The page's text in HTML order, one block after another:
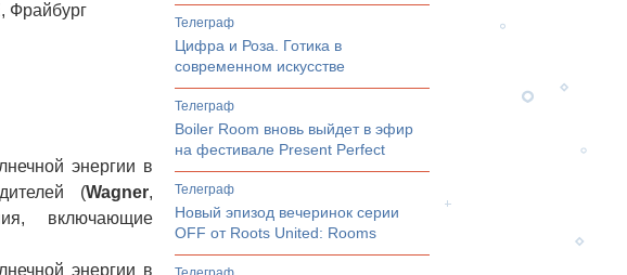
Фрайбург
энергии в
(Wagner,
включающие
энергии в
телеграф
Цифра и Роза. Готика в
современном искусстве
телеграф
Boiler Room вновь выйдет в эфир
на фестивале Present Perfect
телеграф
Новый эпизод вечеринок серии
OFF от Roots United: Rooms